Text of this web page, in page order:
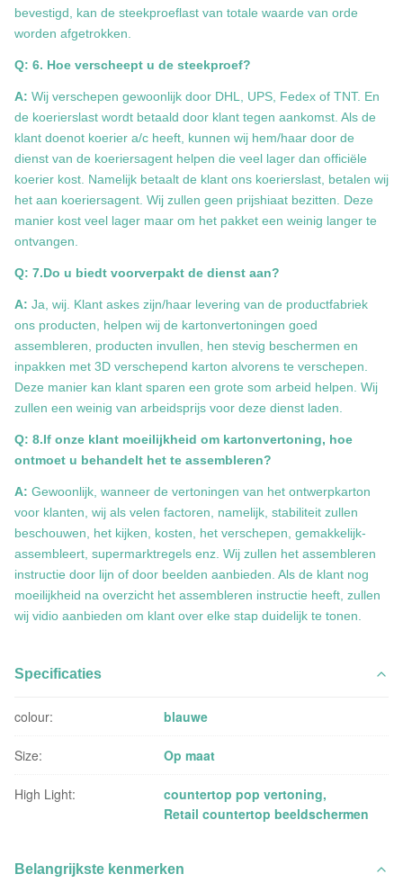
bevestigd, kan de steekproeflast van totale waarde van orde
worden afgetrokken.
Q: 6. Hoe verscheept u de steekproef?
A: Wij verschepen gewoonlijk door DHL, UPS, Fedex of TNT. En
de koerierslast wordt betaald door klant tegen aankomst. Als de
klant doenot koerier a/c heeft, kunnen wij hem/haar door de
dienst van de koeriersagent helpen die veel lager dan officiële
koerier kost. Namelijk betaalt de klant ons koerierslast, betalen wij
het aan koeriersagent. Wij zullen geen prijshiaat bezitten. Deze
manier kost veel lager maar om het pakket een weinig langer te
ontvangen.
Q: 7.Do u biedt voorverpakt de dienst aan?
A: Ja, wij. Klant askes zijn/haar levering van de productfabriek
ons producten, helpen wij de kartonvertoningen goed
assembleren, producten invullen, hen stevig beschermen en
inpakken met 3D verschepend karton alvorens te verschepen.
Deze manier kan klant sparen een grote som arbeid helpen. Wij
zullen een weinig van arbeidsprijs voor deze dienst laden.
Q: 8.If onze klant moeilijkheid om kartonvertoning, hoe
ontmoet u behandelt het te assembleren?
A: Gewoonlijk, wanneer de vertoningen van het ontwerpkarton
voor klanten, wij als velen factoren, namelijk, stabiliteit zullen
beschouwen, het kijken, kosten, het verschepen, gemakkelijk-
assembleert, supermarktregels enz. Wij zullen het assembleren
instructie door lijn of door beelden aanbieden. Als de klant nog
moeilijkheid na overzicht het assembleren instructie heeft, zullen
wij vidio aanbieden om klant over elke stap duidelijk te tonen.
Specificaties
colour: blauwe
Size: Op maat
High Light: countertop pop vertoning,
Retail countertop beeldschermen
Belangrijkste kenmerken